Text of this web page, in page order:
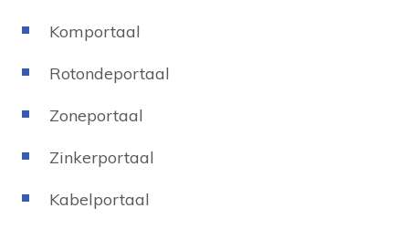
Komportaal
Rotondeportaal
Zoneportaal
Zinkerportaal
Kabelportaal